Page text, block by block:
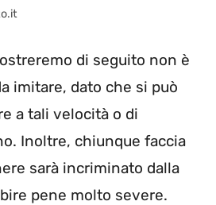
di seguito non è
imitare, dato che si può
a tali velocità o di
Inoltre, chiunque faccia
sarà incriminato dalla
pene molto severe.